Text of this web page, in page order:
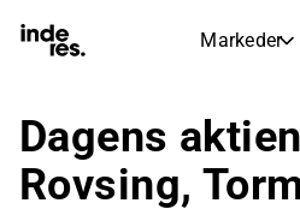
Markeder
Dagens
Rovsing,